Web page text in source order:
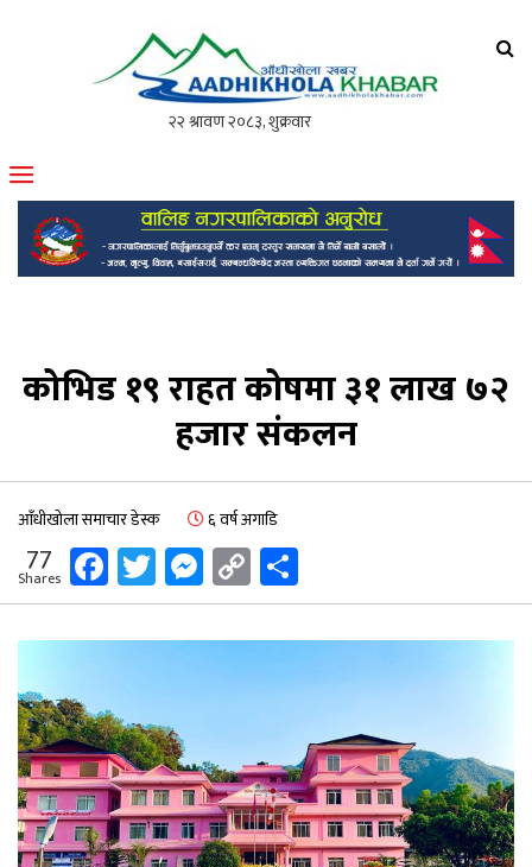
मोफसलकै लोकप्रिय अनलाइन पत्रिका
कोभिड १९ राहत कोषमा ३१ लाख ७२
हजार संकलन
आँधीखोला समाचार डेस्क ६ वर्ष अगाडि
77
Shares Facebook
Twitter
Messenger
Copy
Link